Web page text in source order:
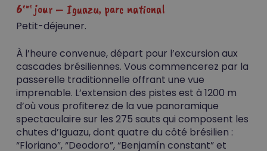
6emejour – Iguazu, parc national
Petit-déjeuner.
À l’heure convenue, départ pour l’excursion aux
cascades brésiliennes. Vous commencerez par la
passerelle traditionnelle offrant une vue
imprenable. L’extension des pistes est à 1200 m
d’où vous profiterez de la vue panoramique
spectaculaire sur les 275 sauts qui composent les
chutes d’Iguazu, dont quatre du côté brésilien :
“Floriano”, “Deodoro”, “Benjamín constant” et